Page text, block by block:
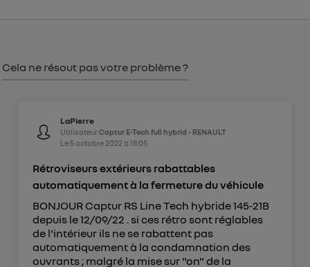
Cela ne résout pas votre problème ?
LaPierre
UtilisateurCaptur E-Tech full hybrid - RENAULT
Le 5 octobre 2022 à 18:05
Rétroviseurs extérieurs rabattables
automatiquement à la fermeture du véhicule
BONJOUR Captur RS Line Tech hybride 145-21B
depuis le 12/09/22 . si ces rétro sont réglables
de l'intérieur ils ne se rabattent pas
automatiquement à la condamnation des
ouvrants ; malgré la mise sur "on" de la
Politique d'information sur les données